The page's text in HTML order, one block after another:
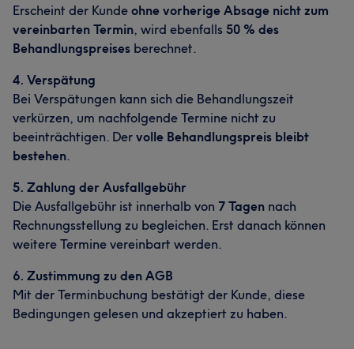
Erscheint der Kunde ohne vorherige Absage nicht zum
vereinbarten Termin, wird ebenfalls 50 % des
Behandlungspreises berechnet.
4. Verspätung
Bei Verspätungen kann sich die Behandlungszeit
verkürzen, um nachfolgende Termine nicht zu
beeinträchtigen. Der volle Behandlungspreis bleibt
bestehen.
5. Zahlung der Ausfallgebühr
Die Ausfallgebühr ist innerhalb von 7 Tagen nach
Rechnungsstellung zu begleichen. Erst danach können
weitere Termine vereinbart werden.
6. Zustimmung zu den AGB
Mit der Terminbuchung bestätigt der Kunde, diese
Bedingungen gelesen und akzeptiert zu haben.